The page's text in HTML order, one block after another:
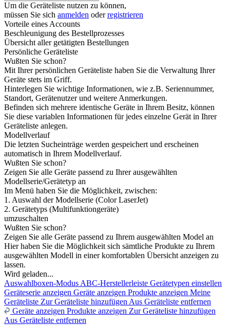
Um die Geräteliste nutzen zu können,
müssen Sie sich anmelden oderregistrieren
Vorteile eines Accounts
Beschleunigung des Bestellprozesses
Übersicht aller getätigten Bestellungen
Persönliche Geräteliste
Wußten Sie schon?
Mit Ihrer persönlichen Geräteliste haben Sie die Verwaltung Ihrer
Geräte stets im Griff.
Hinterlegen Sie wichtige Informationen, wie z.B. Seriennummer,
Standort, Gerätenutzer und weitere Anmerkungen.
Befinden sich mehrere identische Geräte in Ihrem Besitz, können
Sie diese variablen Informationen für jedes einzelne Gerät in Ihrer
Geräteliste anlegen.
Modellverlauf
Die letzten Sucheinträge werden gespeichert und erscheinen
automatisch in Ihrem Modellverlauf.
Wußten Sie schon?
Zeigen Sie alle Geräte passend zu Ihrer ausgewählten
Modellserie/Gerätetyp an
Im Menü haben Sie die Möglichkeit, zwischen:
1. Auswahl der Modellserie (Color LaserJet)
2. Gerätetyps (Multifunktiongeräte)
umzuschalten
Wußten Sie schon?
Zeigen Sie alle Geräte passend zu Ihrem ausgewählten Model an
Hier haben Sie die Möglichkeit sich sämtliche Produkte zu Ihrem
ausgewählten Modell in einer komfortablen Übersicht anzeigen zu
lassen.
Wird geladen...
Auswahlboxen-Modus ABC-Herstellerleiste Gerätetypen einstellen
Geräteserie anzeigen Geräte anzeigen Produkte anzeigen Meine
Geräteliste Zur Geräteliste hinzufügen Aus Geräteliste entfernen
Geräte anzeigen Produkte anzeigen Zur Geräteliste hinzufügen
Aus Geräteliste entfernen